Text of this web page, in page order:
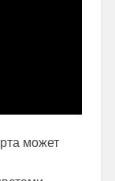
может